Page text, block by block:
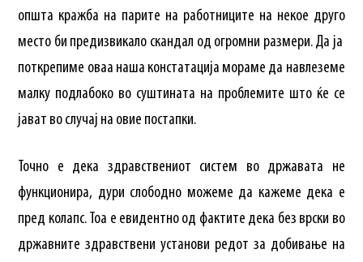
општа кражба на парите на работниците на некое друго
место би предизвикало скандал од огромни размери. Да ја
поткрепиме оваа наша констатација мораме да навлеземе
малку подлабоко во суштината на проблемите што ќе се
јават во случај на овие постапки.
Точно е дека здравствениот систем во државата не
функционира, дури слободно можеме да кажеме дека е
пред колапс. Тоа е евидентно од фактите дека без врски во
државните здравствени установи редот за добивање на